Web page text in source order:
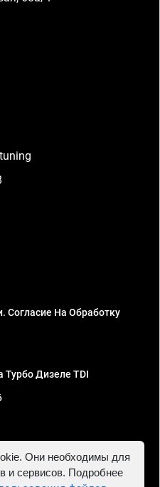
Согласие На Обработку
Турбо Дизеле TDI
ИНН 781302555843,
Они необходимы для
и сервисов. Подробнее